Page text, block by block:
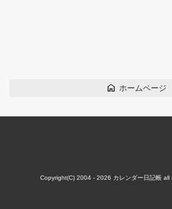
home ホームページ
Copyright(C) 2004 - 2026 カレンダー日記帳all